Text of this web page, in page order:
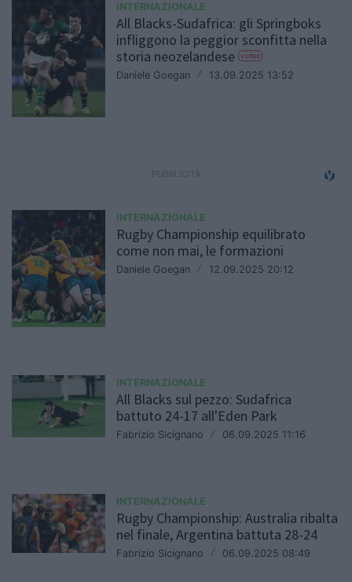
INTERNAZIONALE
All Blacks-Sudafrica: gli Springboks
infliggono la peggior sconfitta nella
storia neozelandese video
Daniele Goegan / 13.09.2025 13:52
INTERNAZIONALE
Rugby Championship equilibrato
come non mai, le formazioni
Daniele Goegan / 12.09.2025 20:12
INTERNAZIONALE
All Blacks sul pezzo: Sudafrica
battuto 24-17 all'Eden Park
Fabrizio Sicignano / 06.09.2025 11:16
INTERNAZIONALE
Rugby Championship: Australia ribalta
nel finale, Argentina battuta 28-24
Fabrizio Sicignano / 06.09.2025 08:49